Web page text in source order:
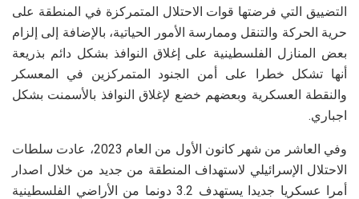
التضييق التي فرضتها قوات الاحتلال المتمركزة في المنطقة على
حرية الحركة والتنقل وممارسة الأمور الحياتية، بالإضافة إلى إلزام
بعض المنازل الفلسطينية على إغلاق النوافذ بشكل دائم بذريعة
أنها تشكل خطرا على أمن الجنود المتمركزين في المعسكر
والنقطة العسكرية وبعضهم خضع لإغلاق النوافذ بالأسمنت بشكل
اجباري.
وفي العاشر من شهر كانون الأول من العام 2023، عادت سلطات
الاحتلال الإسرائيلي لاستهداف المنطقة من جديد من خلال اصدار
أمرا عسكريا جديدا يستهدف 3.2 دونما من الأراضي الفلسطينية